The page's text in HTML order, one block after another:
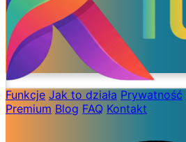
Funkcje Jak to działa Prywatność
Premium Blog FAQ Kontakt